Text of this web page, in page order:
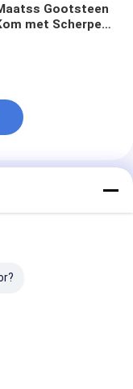
Gootsteen
met Scherpe